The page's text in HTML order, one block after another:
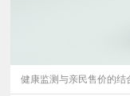
健康监测与亲民售价的结